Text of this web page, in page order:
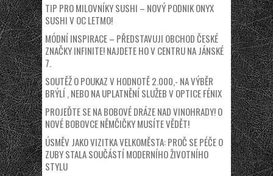
TIP PRO MILOVNÍKY SUSHI – NOVÝ PODNIK ONYX
SUSHI V OC LETMO!
MÓDNÍ INSPIRACE – PŘEDSTAVUJI OBCHOD ČESKÉ
ZNAČKY INFINITE! NAJDETE HO V CENTRU NA JÁNSKÉ
7.
SOUTĚŽ O POUKAZ V HODNOTĚ 2.000,- NA VÝBĚR
BRÝLÍ , NEBO NA UPLATNĚNÍ SLUŽEB V OPTICE FÉNIX
PROJEĎTE SE NA BOBOVÉ DRÁZE NAD VINOHRADY! O
NOVÉ BOBOVCE NĚMČIČKY MUSÍTE VĚDĚT!
ÚSMĚV JAKO VIZITKA VELKOMĚSTA: PROČ SE PÉČE O
ZUBY STALA SOUČÁSTÍ MODERNÍHO ŽIVOTNÍHO
STYLU